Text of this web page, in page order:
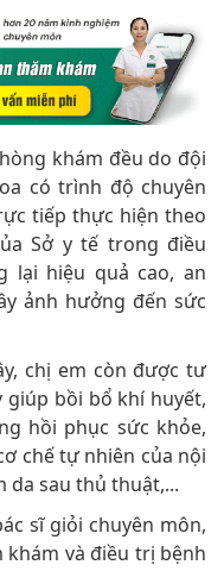
khám đều do đội
có trình độ chuyên
tiếp thực hiện theo
Sở y tế trong điều
lại hiệu quả cao, an
ảnh hưởng đến sức
chị em còn được tư
bồi bổ khí huyết,
hồi phục sức khỏe,
chế tự nhiên của nội
da sau thủ thuật,...
sĩ giỏi chuyên môn,
và điều trị bệnh